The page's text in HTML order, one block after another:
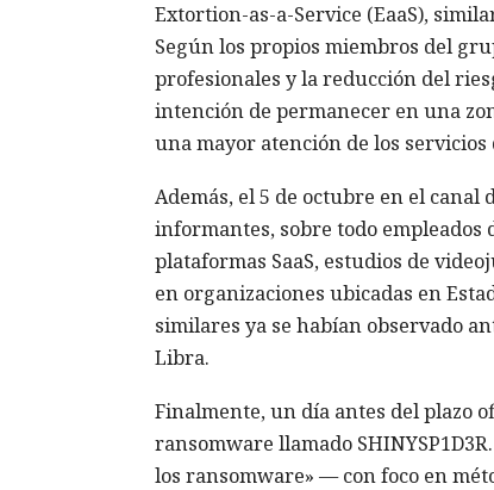
Extortion-as-a-Service (EaaS),
Según los propios miembros del
profesionales y la reducción del
intención de permanecer en una
una mayor atención de los servicios
Además, el 5 de octubre en el
informantes, sobre todo empleados
plataformas SaaS, estudios de
en organizaciones ubicadas en
similares ya se habían observado
Libra.
Finalmente, un día antes del plazo
ransomware llamado
los ransomware» — con foco en